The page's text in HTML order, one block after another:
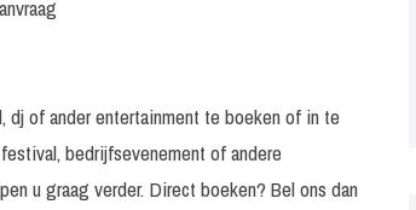
dj of ander entertainment te boeken of in te
bedrijfsevenement of andere
u graag verder. Direct boeken? Bel ons dan